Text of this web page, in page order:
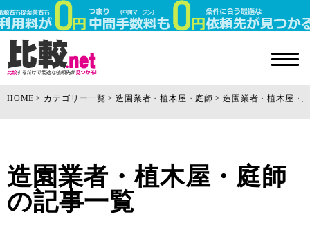
HOME カテゴリー一覧 造園業者・植木屋・庭師 造園業者・植木屋・
造園業者・植木屋・庭師
の記事一覧